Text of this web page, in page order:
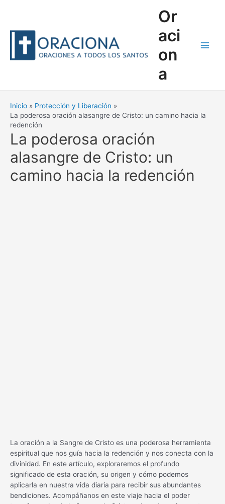
Or
aci
on
a
Inicio
Protección y Liberación
La poderosa oración alasangre de Cristo: un camino hacia la
redención
La poderosa oración
alasangre de Cristo: un
camino hacia la redención
La oración a la Sangre de Cristo es una poderosa herramienta
espiritual que nos guía hacia la redención y nos conecta con la
divinidad. En este artículo, exploraremos el profundo
significado de esta oración, su origen y cómo podemos
aplicarla en nuestra vida diaria para recibir sus abundantes
bendiciones. Acompáñanos en este viaje hacia el poder